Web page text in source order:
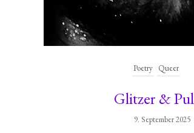
Poetry Queer
Glitzer &
9. September 2025